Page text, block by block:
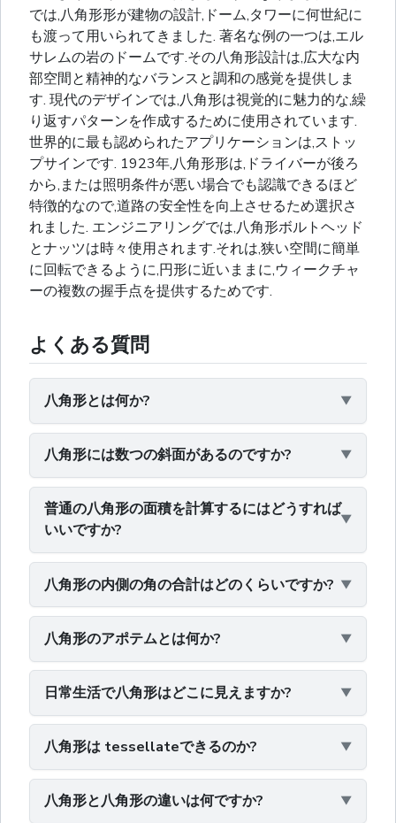
では,八角形形が建物の設計,ドーム,タワーに何世紀に
も渡って用いられてきました. 著名な例の一つは,エル
サレムの岩のドームです.その八角形設計は,広大な内
部空間と精神的なバランスと調和の感覚を提供しま
す. 現代のデザインでは,八角形は視覚的に魅力的な,繰
り返すパターンを作成するために使用されています.
世界的に最も認められたアプリケーションは,ストッ
プサインです. 1923年,八角形形は,ドライバーが後ろ
から,または照明条件が悪い場合でも認識できるほど
特徴的なので,道路の安全性を向上させるため選択さ
れました. エンジニアリングでは,八角形ボルトヘッド
とナッツは時々使用されます.それは,狭い空間に簡単
に回転できるように,円形に近いままに,ウィークチャ
ーの複数の握手点を提供するためです.
よくある質問
八角形とは何か?
八角形には数つの斜面があるのですか?
普通の八角形の面積を計算するにはどうすれば
いいですか?
八角形の内側の角の合計はどのくらいですか?
八角形のアポテムとは何か?
日常生活で八角形はどこに見えますか?
八角形は tessellateできるのか?
八角形と八角形の違いは何ですか?